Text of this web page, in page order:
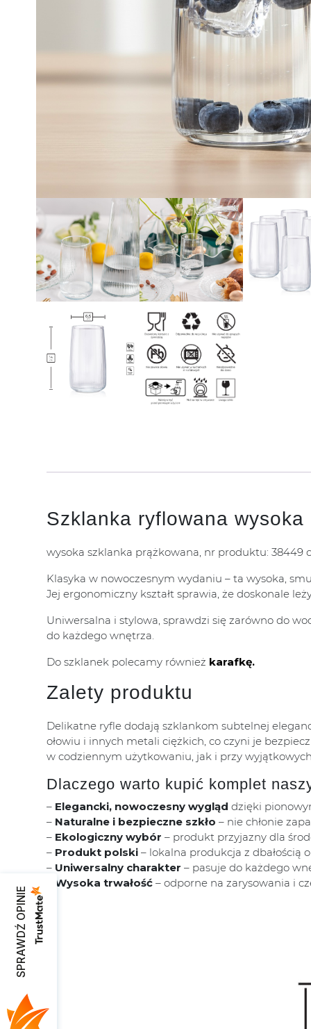
Szklanka ryflowana
wysoka szklanka prążkowana, nr produktu: 38449
Klasyka w nowoczesnym wydaniu – ta wysoka,
Jej ergonomiczny kształt sprawia, że doskonale
Uniwersalna i stylowa, sprawdzi się zarówno do
do każdego wnętrza.
Do szklanek polecamy również karafkę.
Zalety produktu
Delikatne ryfle dodają szklankom subtelnej
ołowiu i innych metali ciężkich, co czyni je
w codziennym użytkowaniu, jak i przy
Dlaczego warto kupić komplet
– Elegancki, nowoczesny wygląd dzięki
– Naturalne i bezpieczne szkło – nie chłonie
– Ekologiczny wybór – produkt przyjazny dla
– Produkt polski – lokalna produkcja z dbałością
– Uniwersalny charakter – pasuje do każdego
Wysoka trwałość – odporne na zarysowania i
SPRAWDŹ OPINIE